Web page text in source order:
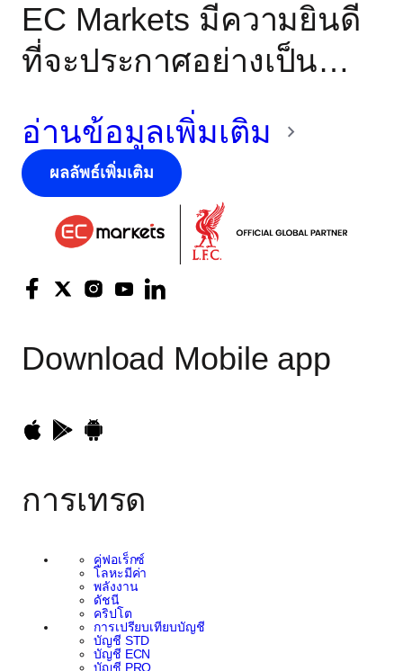
EC Markets มีความยินดี
ที่จะประกาศอย่างเป็น
ทางการถึงการเข้าร่วม
เป็นสมาชิกของเครือข่าย
ธุรกิจ UNICEF UK* เพื่อ
สนับสนุนเด็กที่เปราะบาง
ที่สุดทั่วโลก นี่เป็นส่วน
หนึ่งของกลยุทธ์ที่กว้างขึ้น
ของ EC Markets เพื่อ
สากลและรวมพลังทางการ
ส่วนร่วมในความพยายาม
ที่มีความหมาย โดยเฉพาะ
อย่างยิ่งในการปรับปรุง
และยกระดับคุณภาพชีวิต
อ่านข้อมูลเพิ่มเติม
ผลลัพธ์เพิ่มเติม
Download Mobile app
การเทรด
คู่ฟอเร็กซ์
โลหะมีค่า
พลังงาน
ดัชนี
คริปโต
การเปรียบเทียบบัญชี
บัญชี STD
บัญชี ECN
บัญชี PRO